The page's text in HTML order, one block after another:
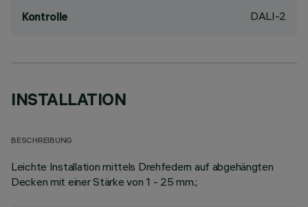
Kontrolle DALI-2
INSTALLATION
BESCHREIBUNG
Leichte Installation mittels Drehfedern auf abgehängten
Decken mit einer Stärke von 1 - 25 mm.;